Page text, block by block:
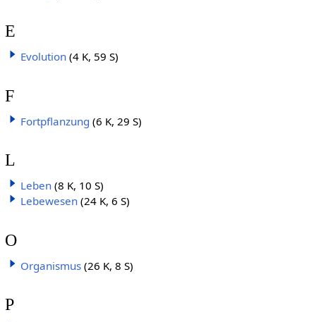
E
Evolution (4 K, 59 S)
F
Fortpflanzung (6 K, 29 S)
L
Leben (8 K, 10 S)
Lebewesen (24 K, 6 S)
O
Organismus (26 K, 8 S)
P